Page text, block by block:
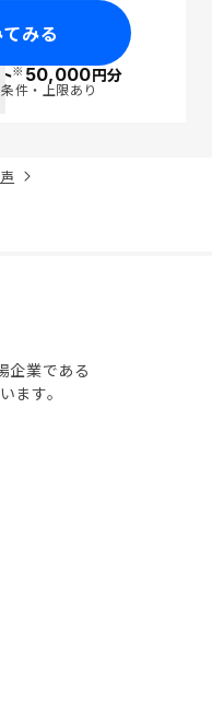
みる
※50,000円分
件・上限あり
企業である
す。